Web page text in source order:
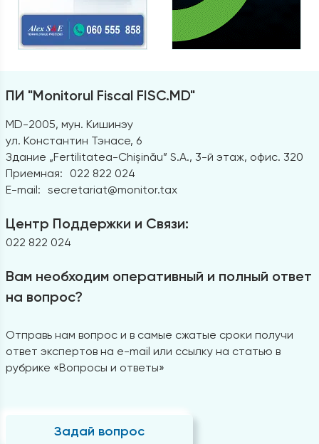
ПИ "Monitorul Fiscal FISC.MD"
MD-2005, мун. Кишинэу
ул. Константин Тэнасе, 6
Здание „Fertilitatea-Chișinău” S.A., 3-й этаж, офис. 320
Приемная:
022 822 024
E-mail: secretariat@monitor.tax
Центр Поддержки и Связи:
022 822 024
Вам необходим оперативный и полный ответ
на вопрос?
Отправь нам вопрос и в самые сжатые сроки получи
ответ экспертов на e-mail или ссылку на статью в
рубрике «Вопросы и ответы»
Задай вопрос